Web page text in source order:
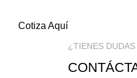
Cotiza Aquí
¿TIENES